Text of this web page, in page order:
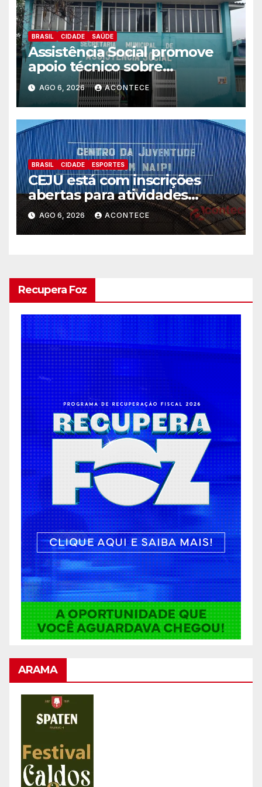
BRASIL CIDADE SAÚDE
Assistência Social promove
apoio técnico sobre
preparação e resposta a
situações de emergência e
calamidade pública
AGO 6, 2026 ACONTECE
BRASIL CIDADE ESPORTES
CEJU está com inscrições
abertas para atividades
gratuitas
AGO 6, 2026 ACONTECE
Recupera Foz
ARAMA